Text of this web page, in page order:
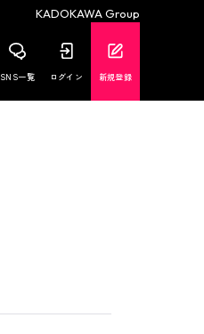
KADOKAWA Group
SNS一覧 ログイン 新規登録